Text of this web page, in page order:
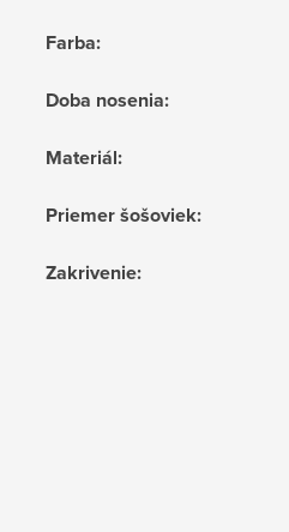
Farba:
Doba nosenia:
Materiál:
Priemer šošoviek:
Zakrivenie: